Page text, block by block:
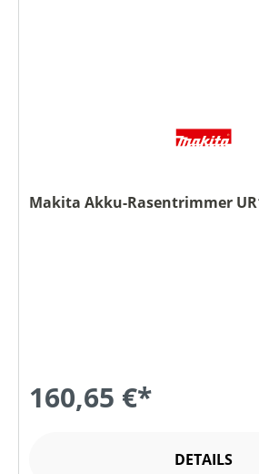
Makita Akku-Rasentrimmer
160,65 €*
DETAILS